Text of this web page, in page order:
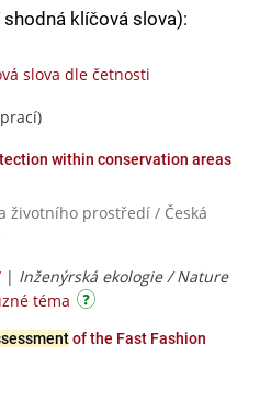
klíčová slova):
slova dle četnosti
within conservation areas
životního prostředí / Česká
| Inženýrská ekologie / Nature
téma
of the Fast Fashion